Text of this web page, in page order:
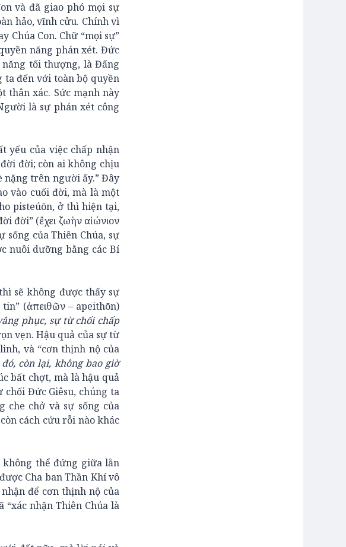
và đã giao phó mọi sự
hảo, vĩnh cửu. Chính vì
Chúa Con. Chữ “mọi sự”
năng phán xét. Đức
tối thượng, là Đấng
đến với toàn bộ quyền
thân xác. Sức mạnh này
là sự phán xét công
yếu của việc chấp nhận
đời; còn ai không chịu
nặng trên người ấy.” Đây
vào cuối đời, mà là một
pisteúōn, ở thì hiện tại,
đời” (ἔχει ζωὴν αἰώνιον
sống của Thiên Chúa, sự
nuôi dưỡng bằng các Bí
sẽ không được thấy sự
(ἀπειθῶν – apeithōn)
phục, sự từ chối chấp
vẹn. Hậu quả của sự từ
và “cơn thịnh nộ của
còn lại, không bao giờ
bất chợt, mà là hậu quả
Đức Giêsu, chúng ta
chở và sự sống của
cách cứu rỗi nào khác
không thể đứng giữa lằn
Cha ban Thần Khí vô
để cơn thịnh nộ của
nhận Thiên Chúa là